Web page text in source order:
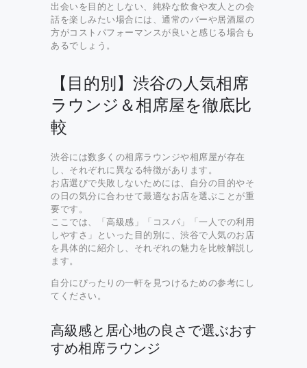
出会いを目的としない、純粋な飲食や友人との会
話を楽しみたい場合には、通常のバーや居酒屋の
方がコストパフォーマンスが良いと感じる場合も
あるでしょう。
【目的別】渋谷の人気相席
ラウンジ＆相席屋を徹底比
較
渋谷には数多くの相席ラウンジや相席屋が存在
し、それぞれに異なる特徴があります。
お店選びで失敗しないためには、自分の目的やそ
の日の気分に合わせて最適なお店を選ぶことが重
要です。
ここでは、「高級感」「コスパ」「一人での利用
しやすさ」といった目的別に、渋谷で人気のお店
を具体的に紹介し、それぞれの魅力を比較解説し
ます。
自分にぴったりの一軒を見つけるための参考にし
てください。
高級感と居心地の良さで選ぶおす
すめ相席ラウンジ